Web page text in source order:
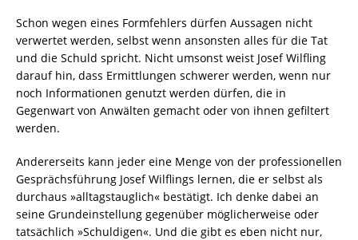
Schon wegen eines Formfehlers dürfen Aussagen nicht
verwertet werden, selbst wenn ansonsten alles für die Tat
und die Schuld spricht. Nicht umsonst weist Josef Wilfling
darauf hin, dass Ermittlungen schwerer werden, wenn nur
noch Informationen genutzt werden dürfen, die in
Gegenwart von Anwälten gemacht oder von ihnen gefiltert
werden.
Andererseits kann jeder eine Menge von der professionellen
Gesprächsführung Josef Wilflings lernen, die er selbst als
durchaus »alltagstauglich« bestätigt. Ich denke dabei an
seine Grundeinstellung gegenüber möglicherweise oder
tatsächlich »Schuldigen«. Und die gibt es eben nicht nur,